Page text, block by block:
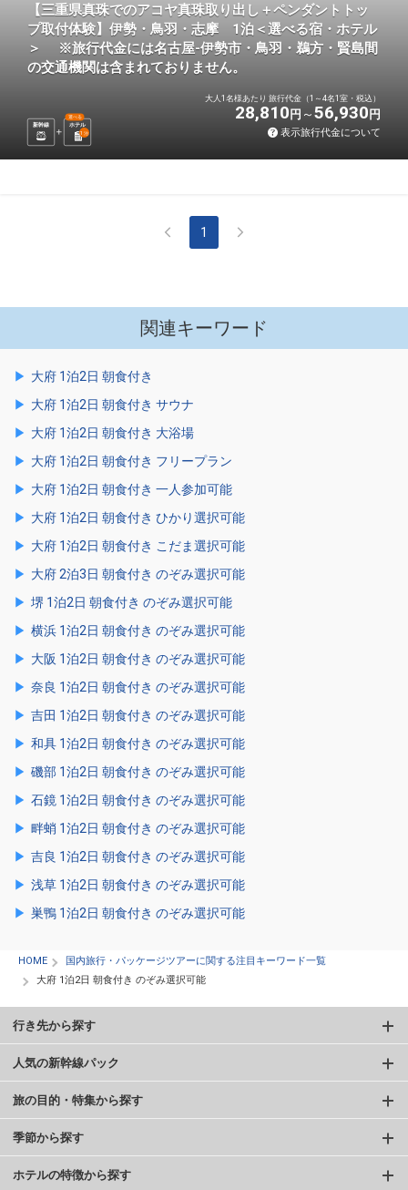
【三重県真珠でのアコヤ真珠取り出し＋ペンダントトッ
プ取付体験】伊勢・鳥羽・志摩 1泊＜選べる宿・ホテル
＞ ※旅行代金には名古屋-伊勢市・鳥羽・鵜方・賢島間
の交通機関は含まれておりません。
新幹線 ホテル
選べる
1 泊
大人1名様あたり 旅行代金（1～4名1室・税込）
28,810 円 56,930 円
表示旅行代金について
1
関連キーワード
大府 1泊2日 朝食付き
大府 1泊2日 朝食付き サウナ
大府 1泊2日 朝食付き 大浴場
大府 1泊2日 朝食付き フリープラン
大府 1泊2日 朝食付き 一人参加可能
大府 1泊2日 朝食付き ひかり選択可能
大府 1泊2日 朝食付き こだま選択可能
大府 2泊3日 朝食付き のぞみ選択可能
堺 1泊2日 朝食付き のぞみ選択可能
横浜 1泊2日 朝食付き のぞみ選択可能
大阪 1泊2日 朝食付き のぞみ選択可能
奈良 1泊2日 朝食付き のぞみ選択可能
吉田 1泊2日 朝食付き のぞみ選択可能
和具 1泊2日 朝食付き のぞみ選択可能
磯部 1泊2日 朝食付き のぞみ選択可能
石鏡 1泊2日 朝食付き のぞみ選択可能
畔蛸 1泊2日 朝食付き のぞみ選択可能
吉良 1泊2日 朝食付き のぞみ選択可能
浅草 1泊2日 朝食付き のぞみ選択可能
巣鴨 1泊2日 朝食付き のぞみ選択可能
HOME
国内旅行・パッケージツアーに関する注目キーワード一覧
大府 1泊2日 朝食付き のぞみ選択可能
行き先から探す
人気の新幹線パック
旅の目的・特集から探す
季節から探す
ホテルの特徴から探す